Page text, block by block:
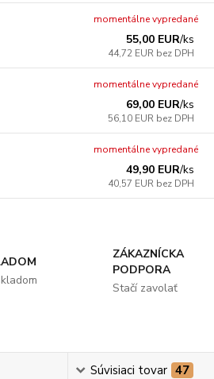
55,00 EUR/ks
44,72 EUR bez DPH
momentálne vypredané
69,00 EUR/ks
56,10 EUR bez DPH
momentálne vypredané
49,90 EUR/ks
40,57 EUR bez DPH
momentálne vypredané
ZÁKAZNÍCKA
PODPORA
Stačí zavolať
Súvisiaci tovar 47